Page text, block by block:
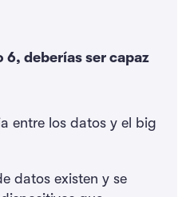
deberías ser capaz
entre los datos y el big
datos existen y se